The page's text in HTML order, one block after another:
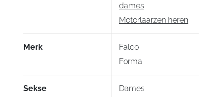
dames
Motorlaarzen heren
Merk
Falco
Forma
Sekse
Dames